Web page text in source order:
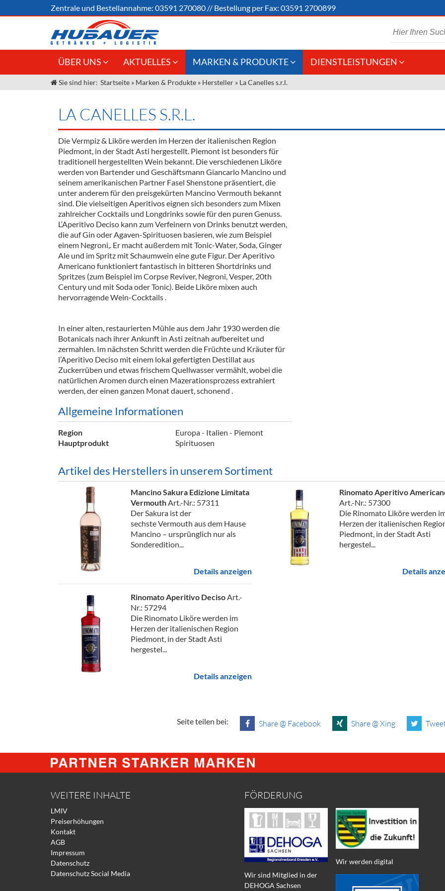
Zentrale und Bestellannahme: 03591 270080 // Bestellung per Fax: 03591 2700899
ÜBER UNS
Jobs
Unser Team
Kontakt
AKTUELLES
Angebote Gastronomie &
Gastronomie
Innovation - Die Neue Art des
Bierzapfens "DroughtMaster"
Neuigkeiten
Termine
MARKEN & PRODUKTE
Weine & Schaumwein
Spirituosen
Bier
Fassbier + Zubehör
Alkoholfreie Getränke
Öle & Küchenartikel
Kaffee
Barzubehör
Equipment
Ausschankwagen
Gläser
Kühlanhänger
Verpackung
DIENSTLEISTUNGEN
Sie sind hier: Startseite » Marken & Produkte » Hersteller » La Canelles s.r.l.
LA CANELLES S.R.L.
Die Vermpiz & Liköre werden im Herzen der italienischen Region
Piedmont, in der Stadt Asti hergestellt. Piemont ist besonders für
traditionell hergestellten Wein bekannt. Die verschiedenen Liköre
werden von Bartender und Geschäftsmann Giancarlo Mancino und
seinem amerikanischen Partner Fasel Shenstone präsentiert, die
unter anderem für den preisgekürten Mancino Vermouth bekannt
sind. Die vielseitigen Aperitivos eignen sich besonders zum Mixen
zahlreicher Cocktails und Longdrinks sowie für den puren Genuss.
L‘Aperitivo Deciso kann zum Verfeinern von Drinks benutzt werden,
die auf Gin oder Agaven-Spirituosen basieren, wie zum Beispiel
einem Negroni,. Er macht außerdem mit Tonic-Water, Soda, Ginger
Ale und im Spritz mit Schaumwein eine gute Figur. Der Aperitivo
Americano funktioniert fantastisch in bitteren Shortdrinks und
Spritzes (zum Beispiel im Corpse Reviver, Negroni, Vesper, 20th
Century und mit Soda oder Tonic). Beide Liköre mixen auch
hervorragende Wein-Cocktails .
In einer alten, restaurierten Mühle aus dem Jahr 1930 werden die
Botanicals nach ihrer Ankunft in Asti zeitnah aufbereitet und
zermahlen. Im nächsten Schritt werden die Früchte und Kräuter für
l’Aperitivo Deciso mit einem lokal gefertigten Destillat aus
Zuckerrüben und etwas frischem Quellwasser vermählt, wobei die
natürlichen Aromen durch einen Mazerationsprozess extrahiert
werden, der einen ganzen Monat dauert, schonend .
Allgemeine Informationen
Region
Europa - Italien - Piemont
Hauptprodukt
Spirituosen
Artikel des Herstellers in unserem Sortiment
Mancino Sakura Edizione Limitata
VermouthArt.-Nr.: 57311
Der Sakura ist der
sechste Vermouth aus dem Hause
Mancino – ursprünglich nur als
Sonderedition...
Details anzeigen
Rinomato Aperitivo
Art.-Nr.: 57300
Die Rinomato Liköre werden
Herzen der italienischen
Piedmont, in der Stadt Asti
hergestel...
Details
Rinomato Aperitivo DecisoArt.-
Nr.: 57294
Die Rinomato Liköre werden im
Herzen der italienischen Region
Piedmont, in der Stadt Asti
hergestel...
Details anzeigen
Seite teilen bei: Share @ Facebook Share @ Xing
WEITERE INHALTE
LMIV
Preiserhöhungen
Kontakt
AGB
Impressum
Datenschutz
Datenschutz Social Media
FÖRDERUNG
Wir sind Mitglied in der
DEHOGA Sachsen
Wir werden digital